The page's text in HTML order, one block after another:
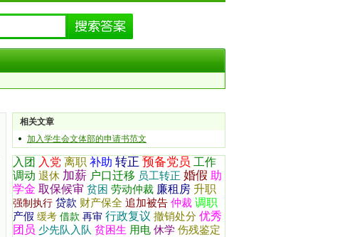
相关文章
加入学生会文体部的申请书范文
入团 入党 离职 补助 转正 预备党员 工作
调动 退休 加薪 户口迁移 员工转正 婚假 助
学金 取保候审 贫困 劳动仲裁 廉租房 升职
强制执行 贷款 财产保全 追加被告 仲裁 调职
产假 缓考 借款 再审 行政复议 撤销处分 优秀
团员 少先队入队 贫困生 用电 休学 伤残鉴定